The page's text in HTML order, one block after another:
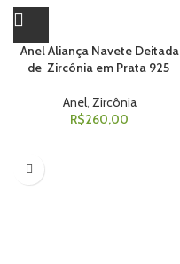
Anel Aliança Navete Deitada
de Zircônia em Prata 925
Anel, Zircônia
R$260,00